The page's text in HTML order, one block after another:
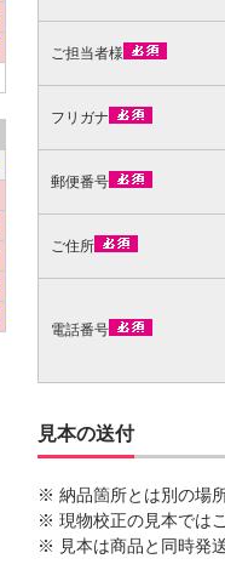
ご担当者様
フリガナ
郵便番号
ご住所
電話番号
見本の送付
※ 納品箇所とは別の場
※ 現物校正の見本では
※ 見本は商品と同時発